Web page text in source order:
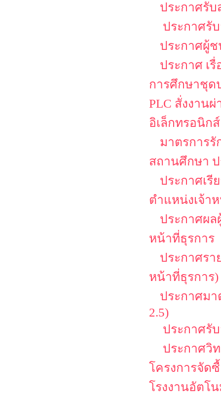
ประกาศรั
ประกาศรั
ประกาศผู้ช
ประกาศ เ
การศึกษาชุด
PLC สั่งงาน
อิเล็กทรอนิก
มาตรการ
สถานศึกษา ป
ประกาศเรี
ตำแหน่งเจ้า
ประกาศผล
หน้าที่ธุรการ
ประกาศรา
หน้าที่ธุรการ)
ประกาศมา
2.5)
ประกาศรั
ประกาศวิ
โครงการจัด
โรงงานอัตโ